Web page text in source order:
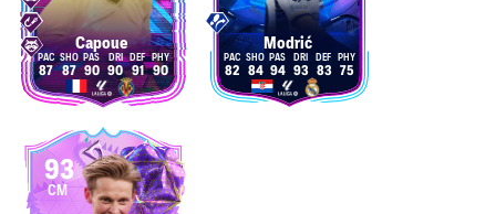
Capoue
87 87 90 90 91 90
Modrić
82 84 94 93 83 75
93
CM